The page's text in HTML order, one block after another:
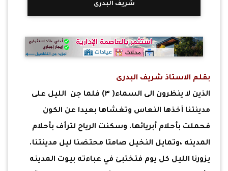
شريف البدرى
بقلم الاستاذ شريف البدرى
الذين لا ينظرون الى السماء( ٣) فلما جن الليل على
مدينتنا أخذها النعاس وتغشاها بعيدا عن الكون
فحملت بأحلام أبريائها. وسكنت الرياح لترأف بأحلام
المدينه ،وتمايل النخيل صامتا محتضنا ليل مدينتنا.
يزورنا الليل كل يوم فتختبئ في عباءته بيوت المدينه